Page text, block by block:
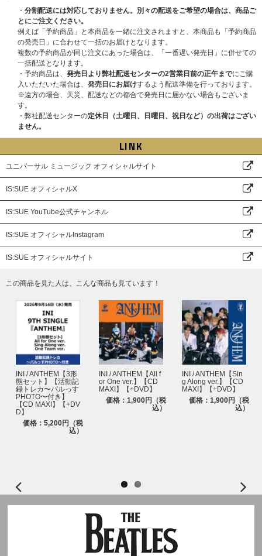
・商品が届かない､受け取れない等の理由を含め､いかなる場合も上記応募期
間以外はご応募いただけません｡あらかじめご了承ください。
・商品受取日と上記スケジュールを必ずご自身でご確認の上､ご購入･ご応募
ください。
・対象商品1点ご予約につき、「応募シリアルナンバー」を1つ差し上げま
す。いかなる理由においても、「応募シリアルナンバー」の再発行はいたし
ません。ご注意ください。
・UNIVERSAL MUSIC STOREのマイページにてお知らせする「応募シリア
ルナンバー」を使って、申込サイト内の応募要項・注意事項をご確認の上、
ご応募ください。
・ご注文手続き完了後のキャンセルはできませんのでご注意ください。
・「応募シリアルナンバー」の譲渡、売買等は一切禁止です。譲渡・売買等
で入手した「応募シリアルナンバー」は無効となる可能性があります。
・RINは不参加の予定となります。
その他詳細はIS:SUE OFFICIAL SITEをご確認ください。
初回プレス分封入特典
②ロゴステッカーシート 1枚
※初回プレス分のみの封入特典となります。初回分終了後も商品ページの表
記の変更はございません。ご了承ください。
・ 分割配送には対応しておりません。別々の配送をご希望の場合は、商品ご
とにご注文ください。
例えば「予約商品」と本商品を一緒に注文されますと、本商品も「予約商品
の発売日」に合わせて一括のお届けとなります。
複数の予約商品が同じ注文にあった場合は、「一番遅い発売日」に併せての
一括配送となります。
・予約商品は、 発売日より弊社配送センターの2営業日前の正午までにご購
入いただいた場合は、 発売日にお届けするよう配送準備を行っております。
※遠方の場合、天災、配送などの都合で発売日に届かない場合もございま
す。
・弊社配送センターの定休日（土曜日、日曜日、祝日など）の出荷はござい
ません。
LINK
ユニバーサル ミュージック オフィシャルサイト
IS:SUE オフィシャルX
IS:SUE YouTube公式チャンネル
IS:SUE オフィシャルInstagram
IS:SUE オフィシャルサイト
この商品を見た人は、こんな商品も見ています！
INI / ANTHEM【3形
態セット】【活動記
録トレカ〜パルっす
PHOTO〜付き】
【CD MAXI】【+DV
D】
価格：5,200円（税
込）
INI / ANTHEM【All f
or One ver.】【CD
MAXI】【+DVD】
価格：1,900円（税
込）
INI / ANTHEM【Sin
g Along ver.】【CD
MAXI】【+DVD】
価格：1,900円（税
込）